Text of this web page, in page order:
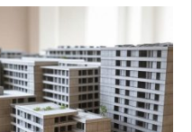
Μόλις
κλειστών
λάβει
0